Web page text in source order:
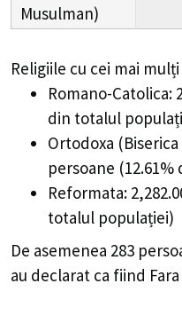
Musulman)
Religiile cu cei mai
Romano-Catolica:
din totalul
Ortodoxa
persoane
Reformata:
totalul populației)
De asemenea 283
au declarat ca fiind